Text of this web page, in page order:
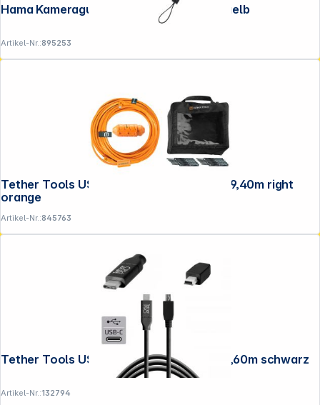
Hama Kameragurt "Braid 120" schwarz/gelb
Artikel-Nr.:895253
Tether Tools USB-C zu C-Kabel- system 9,40m right
orange
Artikel-Nr.:845763
Tether Tools USB-C zu 2.0 Mini B 5-Pin 4,60m schwarz
Artikel-Nr.:132794